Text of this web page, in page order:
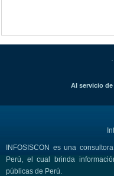
Al servicio
INFOSISCON es una
Perú, el cual brinda
públicas de Perú.